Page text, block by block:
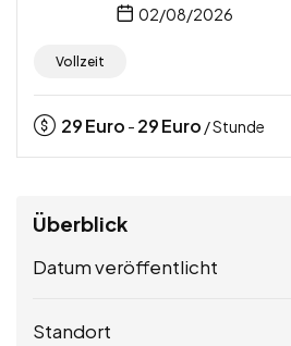
02/08/2026
Vollzeit
29Euro - 29Euro / Stunde
Überblick
Datum veröffentlicht
Standort